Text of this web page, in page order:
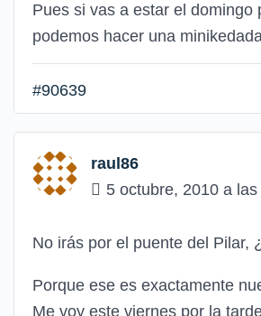
Pues si vas a estar el domingo
podemos hacer una
#90639
raul86
5 octubre, 2010 a
No irás por el puente del Pilar,
Porque ese es exactamente
Me voy este viernes por la